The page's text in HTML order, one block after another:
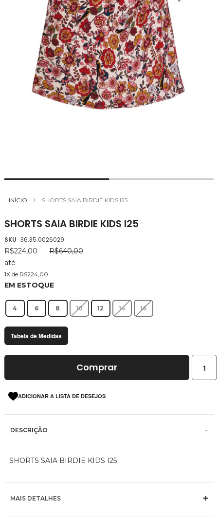
INÍCIO SHORTS SAIA BIRDIE KIDS I25
SHORTS SAIA BIRDIE KIDS I25
SKU 36.35.0026029
R$224,00
R$640,00
até
1X de R$224,00
EM ESTOQUE
4 6 8 10 12 14 16
Tabela de Medidas
Comprar
ADICIONAR A LISTA DE DESEJOS
DESCRIÇÃO
SHORTS SAIA BIRDIE KIDS I25
MAIS DETALHES
para
da
Galeria
de
imagens